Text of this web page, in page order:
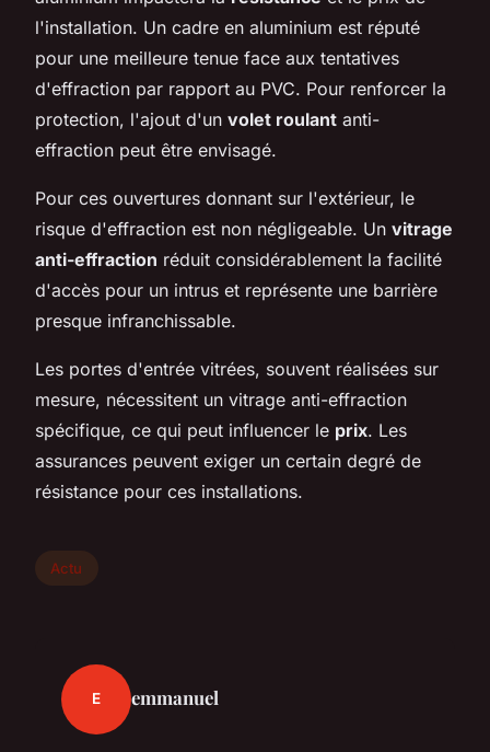
l'installation. Un cadre en aluminium est réputé
pour une meilleure tenue face aux tentatives
d'effraction par rapport au PVC. Pour renforcer la
protection, l'ajout d'un volet roulant anti-
effraction peut être envisagé.
Pour ces ouvertures donnant sur l'extérieur, le
risque d'effraction est non négligeable. Un vitrage
anti-effraction réduit considérablement la facilité
d'accès pour un intrus et représente une barrière
presque infranchissable.
Les portes d'entrée vitrées, souvent réalisées sur
mesure, nécessitent un vitrage anti-effraction
spécifique, ce qui peut influencer le prix. Les
assurances peuvent exiger un certain degré de
résistance pour ces installations.
Actu
E emmanuel